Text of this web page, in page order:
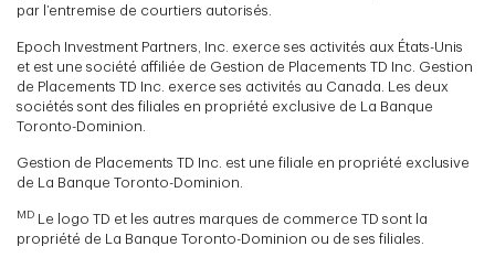
par l’entremise de courtiers autorisés.
Epoch Investment Partners, Inc. exerce ses activités aux États-Unis
et est une société affiliée de Gestion de Placements TD Inc. Gestion
de Placements TD Inc. exerce ses activités au Canada. Les deux
sociétés sont des filiales en propriété exclusive de La Banque
Toronto-Dominion.
Gestion de Placements TD Inc. est une filiale en propriété exclusive
de La Banque Toronto-Dominion.
MD
Le logo TD et les autres marques de commerce TD sont la
propriété de La Banque Toronto-Dominion ou de ses filiales.